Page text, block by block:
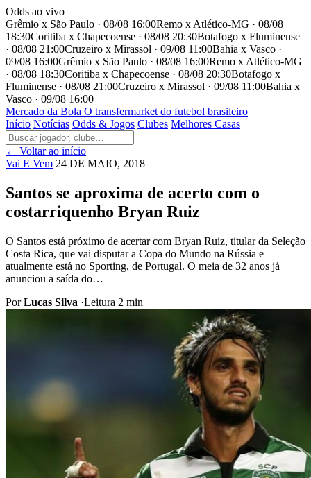
Odds ao vivo
Grêmio x São Paulo · 08/08 16:00Remo x Atlético-MG · 08/08
18:30Coritiba x Chapecoense · 08/08 20:30Botafogo x Fluminense
· 08/08 21:00Cruzeiro x Mirassol · 09/08 11:00Bahia x Vasco ·
09/08 16:00Grêmio x São Paulo · 08/08 16:00Remo x Atlético-MG
· 08/08 18:30Coritiba x Chapecoense · 08/08 20:30Botafogo x
Fluminense · 08/08 21:00Cruzeiro x Mirassol · 09/08 11:00Bahia x
Vasco · 09/08 16:00
Mercado da Bola O transfermarket do futebol brasileiro
Início Notícias Odds & Jogos Clubes Melhores Casas
← Voltar ao início
Vai E Vem 24 DE MAIO, 2018
Santos se aproxima de acerto com o
costarriquenho Bryan Ruiz
O Santos está próximo de acertar com Bryan Ruiz, titular da Seleção
Costa Rica, que vai disputar a Copa do Mundo na Rússia e
atualmente está no Sporting, de Portugal. O meia de 32 anos já
anunciou a saída do…
PorLucas Silva ·Leitura 2 min